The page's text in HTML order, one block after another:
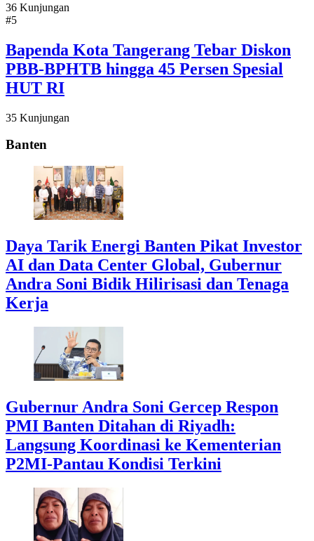
36 Kunjungan
#5
Bapenda Kota Tangerang Tebar Diskon
PBB-BPHTB hingga 45 Persen Spesial
HUT RI
35 Kunjungan
Banten
Daya Tarik Energi Banten Pikat Investor
AI dan Data Center Global, Gubernur
Andra Soni Bidik Hilirisasi dan Tenaga
Kerja
Gubernur Andra Soni Gercep Respon
PMI Banten Ditahan di Riyadh:
Langsung Koordinasi ke Kementerian
P2MI-Pantau Kondisi Terkini